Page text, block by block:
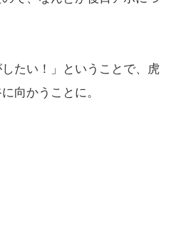
たい！」ということで、虎
向かうことに。